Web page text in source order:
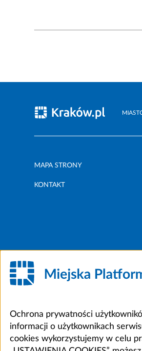
MAPA STRONY
KONTAKT
Miejska
Ochrona prywatności
informacji o użytkownikach
cookies wykorzystujemy w celu